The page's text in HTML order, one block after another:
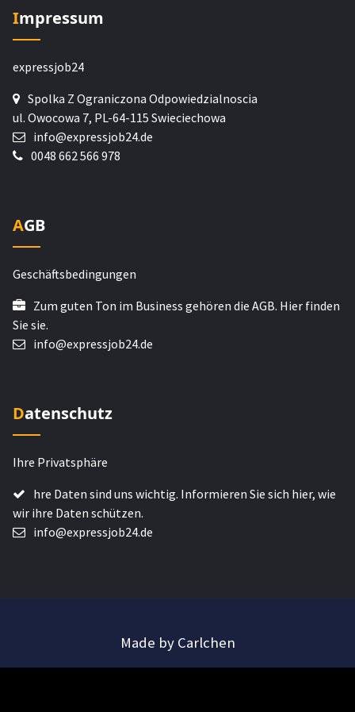
Impressum
expressjob24
Spolka Z Ograniczona Odpowiedzialnoscia
ul. Owocowa 7, PL-64-115 Swieciechowa
info@expressjob24.de
0048 662 566 978
AGB
Geschäftsbedingungen
Zum guten Ton im Business gehören die AGB. Hier finden
Sie sie.
info@expressjob24.de
Datenschutz
Ihre Privatsphäre
hre Daten sind uns wichtig. Informieren Sie sich hier, wie
wir ihre Daten schützen.
info@expressjob24.de
Made by Carlchen